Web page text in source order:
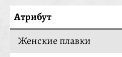
Атрибут
Женские плавки